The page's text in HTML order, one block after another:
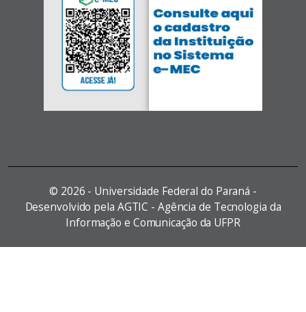
© 2026 - Universidade Federal do Paraná -
Desenvolvido pela AGTIC - Agência de Tecnologia da
Informação e Comunicação da UFPR